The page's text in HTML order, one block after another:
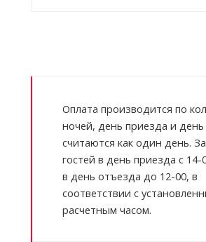
Оплата производится по
ночей, день приезда и
считаются как один день.
гостей в день приезда с 14-
в день отъезда до 12-00, в
соответствии с
расчетным часом.